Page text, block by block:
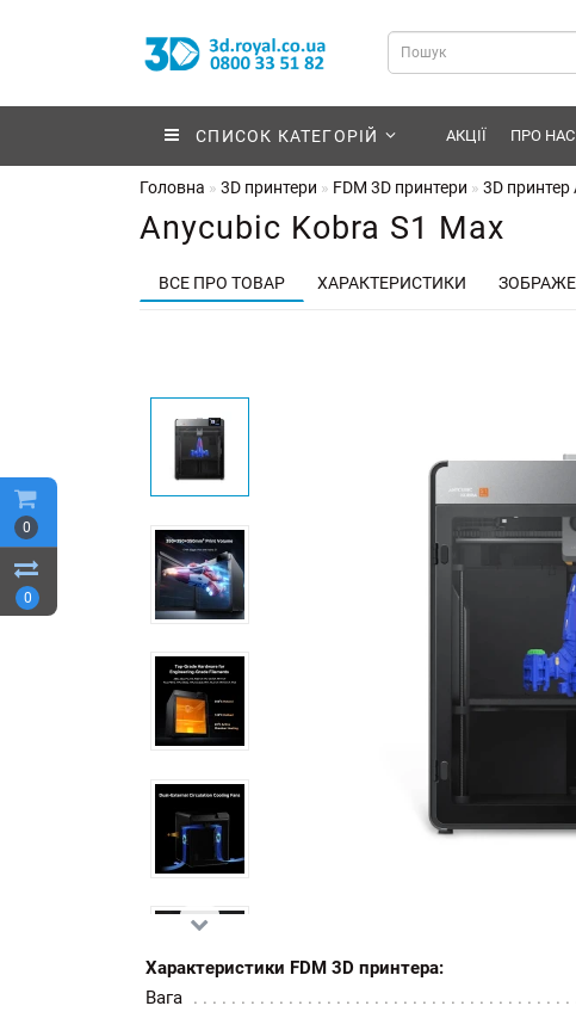
0
0
СПИСОК КАТЕГОРІЙ АКЦІЇ ПРО НАС
Головна 3D принтери FDM 3D принтери 3D
Anycubic Kobra S1 Max
ВСЕ ПРО ТОВАР ХАРАКТЕРИСТИКИ
Характеристики FDM 3D принтера:
Вага